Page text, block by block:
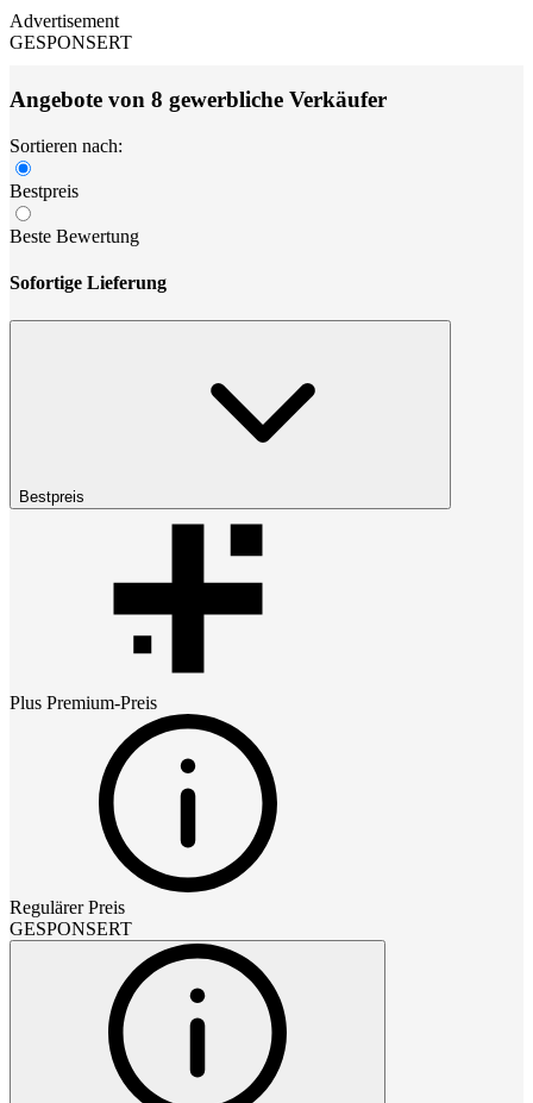
Advertisement
GESPONSERT
Angebote von 8 gewerbliche Verkäufer
Sortieren nach:
Bestpreis
Beste Bewertung
Sofortige Lieferung
Bestpreis
Plus Premium-Preis
Regulärer Preis
GESPONSERT